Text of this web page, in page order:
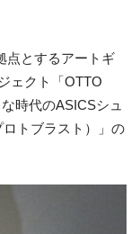
点とするアートギ
ェクト「OTTO
時代のASICSシュ
トブラスト）」の